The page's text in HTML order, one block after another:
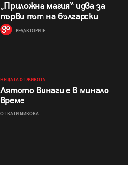
„Приложна магия“ идва за
първи път на български
РЕДАКТОРИТЕ
НЕЩАТА ОТ ЖИВОТА
Лятото винаги е в минало
време
ОТ КАТИ МИКОВА